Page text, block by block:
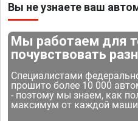
Вы не узнаете ваш
Мы работаем для
почувствовать
Специалистами
прошито более 10 000
- поэтому мы знаем, как
максимум от каждой